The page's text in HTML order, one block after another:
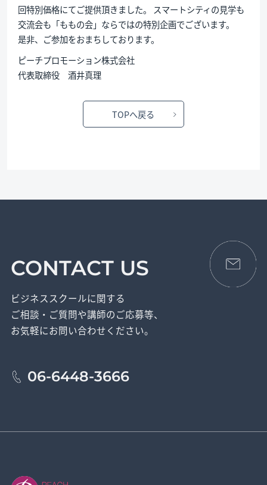
回特別価格にてご提供頂きました。 スマートシティの見学も
交流会も「ももの会」ならではの特別企画でございます。
是非、ご参加をおまちしております。
ピーチプロモーション株式会社
代表取締役 酒井真理
TOPへ戻る
CONTACT US
ビジネススクールに関する
ご相談・ご質問や講師のご応募等、
お気軽にお問い合わせください。
06-6448-3666